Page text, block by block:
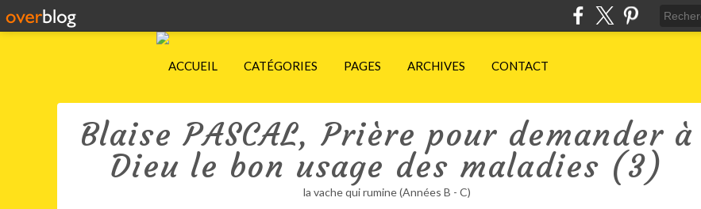
ACCUEIL CATÉGORIES PAGES ARCHIVES CONTACT
Blaise PASCAL, Prière pour demander à
Dieu le bon usage des maladies (3)
la vache qui rumine (Années B - C)